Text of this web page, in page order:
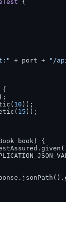
{
+ port +
"/
{
10 ));
15 ));
book)
{